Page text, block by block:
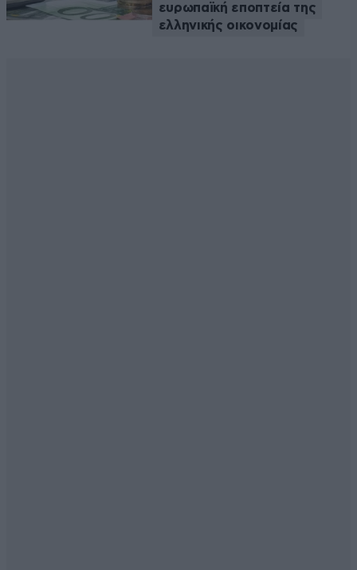
ευρωπαϊκή εποπτεία της
ελληνικής οικονομίας